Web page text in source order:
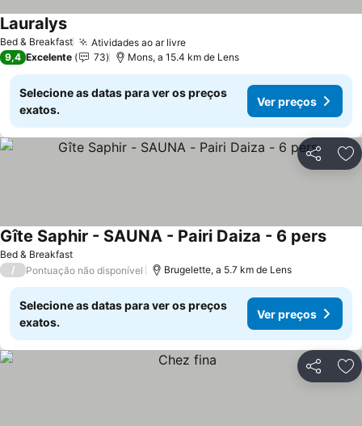
Bed & Breakfast Atividades ao ar livre
Lauralys
9,4 Excelente 73 Mons, a 15.4 km de Lens
Selecione as datas para ver os preços
exatos.
Ver preços
Partilhar
Bed & Breakfast
Gîte Saphir - SAUNA - Pairi Daiza - 6 pers
/ Pontuação não disponível Brugelette, a 5.7 km de Lens
Selecione as datas para ver os preços
exatos.
Ver preços
Partilhar